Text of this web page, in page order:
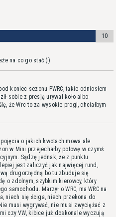
10
na co go stać:))
koniec sezonu PWRC, takie odniosłem
sobie z presją urywał koło albo
że Wrc to za wysokie progi, chciałbym
o jakich kwotach mowa ale
w Mini przejechałby połowę w czymś
Sądzę jednak, że z punktu
jest zaliczyć jak najwięcej rund,
drugorzędną bo tu zbuduje się
o zdolnym, szybkim kierowcy, który
samochodu. Marzył o WRC, ma WRC na
niech się ściga, niech przekona do
musi wygrywać, nie musi zwyciężać z
czy VW, kibice już doskonale wyczują